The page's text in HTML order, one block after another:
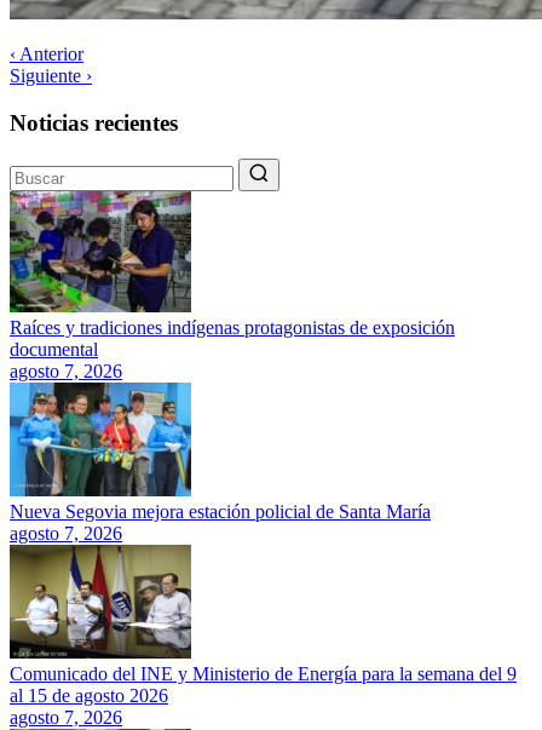
‹ Anterior
Siguiente ›
Noticias recientes
Raíces y tradiciones indígenas protagonistas de exposición
documental
agosto 7, 2026
Nueva Segovia mejora estación policial de Santa María
agosto 7, 2026
Comunicado del INE y Ministerio de Energía para la semana del 9
al 15 de agosto 2026
agosto 7, 2026